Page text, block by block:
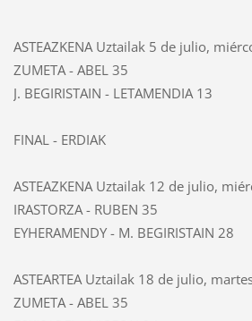
ASTEAZKENA Uztailak 5 de julio,
ZUMETA - ABEL 35
J. BEGIRISTAIN - LETAMENDIA 13
FINAL - ERDIAK
ASTEAZKENA Uztailak 12 de julio,
IRASTORZA - RUBEN 35
EYHERAMENDY - M. BEGIRISTAIN 28
ASTEARTEA Uztailak 18 de julio,
ZUMETA - ABEL 35